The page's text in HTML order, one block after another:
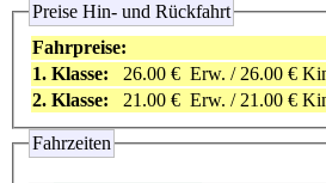
Preise Hin- und Rückfahrt
Fahrpreise:
1. Klasse:
26.00 € Erw. / 26.00 €
2. Klasse:
21.00 € Erw. / 21.00 €
Fahrzeiten